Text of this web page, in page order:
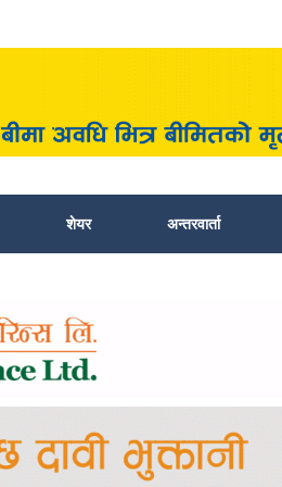
शेयर अन्तरवार्ता